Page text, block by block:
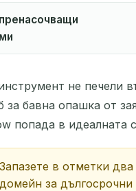
не печели
за бавна опашка от
попада в идеалната
Запазете в отметки
домейн за